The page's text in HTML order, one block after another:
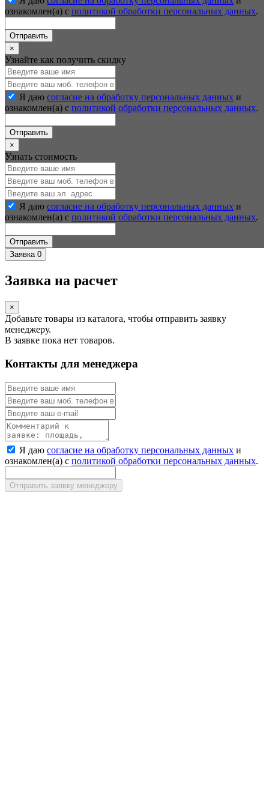
ознакомлен(а) с политикой обработки персональных данных.
Отправить
×
Узнайте как получить скидку
Я даю согласие на обработку персональных данных и
ознакомлен(а) с политикой обработки персональных данных.
Отправить
×
Узнать стоимость
Я даю согласие на обработку персональных данных и
ознакомлен(а) с политикой обработки персональных данных.
Отправить
Заявка 0
Заявка на расчет
×
Добавьте товары из каталога, чтобы отправить заявку
менеджеру.
В заявке пока нет товаров.
Контакты для менеджера
Я даю согласие на обработку персональных данных и
ознакомлен(а) с политикой обработки персональных данных.
Отправить заявку менеджеру